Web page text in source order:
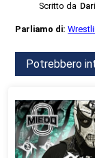
Scritto da
Parliamo di:
Potrebbero